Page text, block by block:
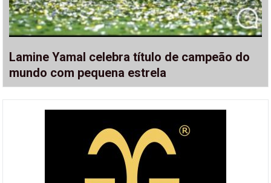
Lamine Yamal celebra título de campeão do
mundo com pequena estrela